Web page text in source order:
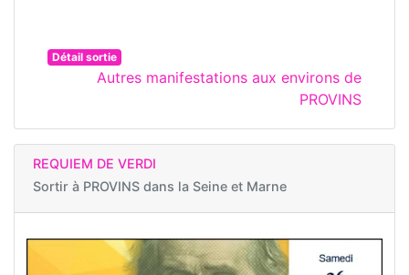
Détail sortie
Autres manifestations aux environs de
PROVINS
REQUIEM DE VERDI
Sortir à PROVINS dans la Seine et Marne